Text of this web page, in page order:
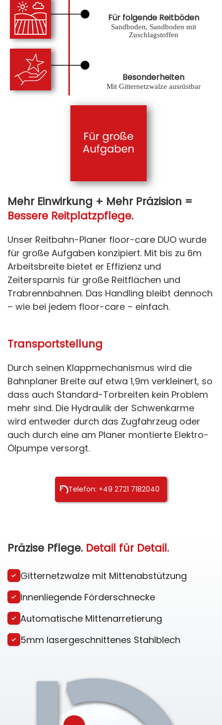
Für folgende Reitböden
Sandboden, Sandboden mit
Zuschlagstoffen
Besonderheiten
Mit Gitternetzwalze ausrüstbar
Mehr Einwirkung + Mehr Präzision =
Bessere Reitplatzpflege.
Unser Reitbahn-Planer floor-care DUO wurde
für große Aufgaben konzipiert. Mit bis zu 6m
Arbeitsbreite bietet er Effizienz und
Zeitersparnis für große Reitflächen und
Trabrennbahnen. Das Handling bleibt dennoch
– wie bei jedem floor-care – einfach.
Transportstellung
Durch seinen Klappmechanismus wird die
Bahnplaner Breite auf etwa 1,9m verkleinert, so
dass auch Standard-Torbreiten kein Problem
mehr sind. Die Hydraulik der Schwenkarme
wird entweder durch das Zugfahrzeug oder
auch durch eine am Planer montierte Elektro-
Ölpumpe versorgt.
Telefon: +49 2721 7182040
Präzise Pflege. Detail für Detail.
Gitternetzwalze mit Mittenabstützung
Innenliegende Förderschnecke
Automatische Mittenarretierung
5mm lasergeschnittenes Stahlblech